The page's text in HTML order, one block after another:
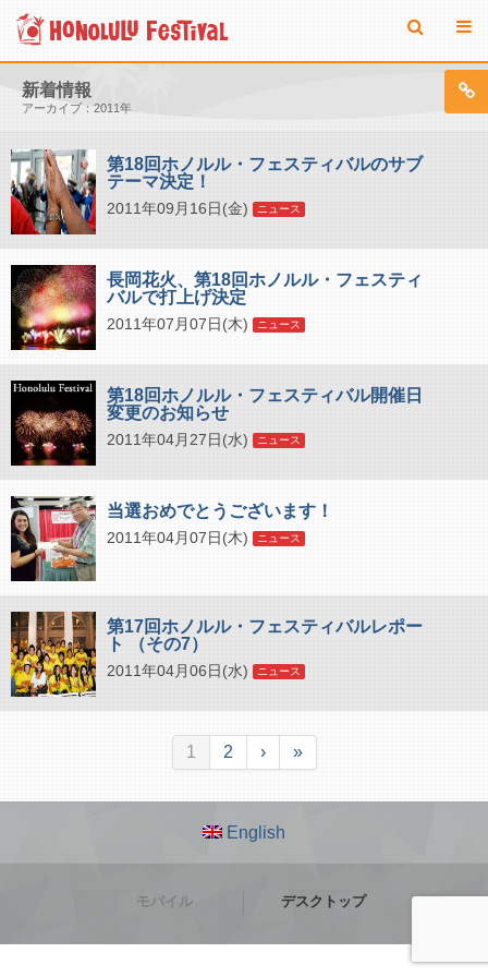
新着情報
アーカイブ：2011年
第18回ホノルル・フェスティバルのサブ
テーマ決定！
2011年09月16日(金) ニュース
長岡花火、第18回ホノルル・フェスティ
バルで打上げ決定
2011年07月07日(木) ニュース
第18回ホノルル・フェスティバル開催日
変更のお知らせ
2011年04月27日(水) ニュース
当選おめでとうございます！
2011年04月07日(木) ニュース
第17回ホノルル・フェスティバルレポー
ト （その7）
2011年04月06日(水) ニュース
1 2 › »
English
モバイル デスクトップ